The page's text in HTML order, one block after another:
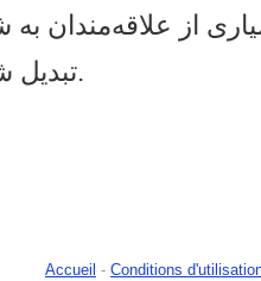
از علاقه‌مندان
تبدیل شده است.
Accueil - Conditions